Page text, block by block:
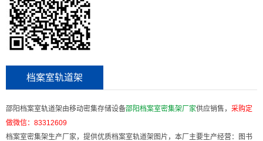
档案室轨道架
邵阳档案室轨道架由移动密集存储设备邵阳档案室密集架厂家供应销售， 采购定
做微信： 83312609
档案室密集架生产厂家，提供优质档案室轨道架图片，本厂主要生产经营：图书